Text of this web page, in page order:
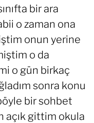
bir ara
o zaman ona
onun yerine
o da
o gün birkaç
sonra konu
bir sohbet
açık gittim okula